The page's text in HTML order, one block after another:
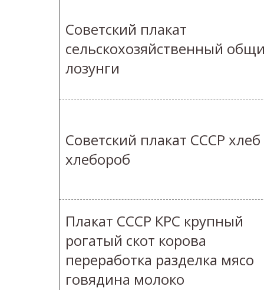
Советский плакат
сельскохозяйственный
лозунги
Советский плакат СССР хлеб
хлебороб
Плакат СССР КРС крупный
рогатый скот корова
переработка разделка мясо
говядина молоко